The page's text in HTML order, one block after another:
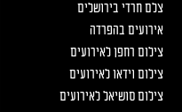
צלם חרדי בירושלים
אירועים בהפרדה
צילום רחפן לאירועים
צילום וידאו לאירועים
צילום סושיאל לאירועים